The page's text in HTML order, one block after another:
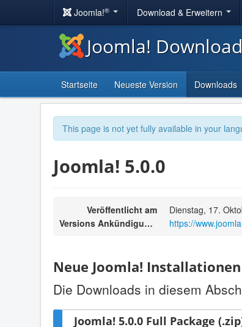
Joomla!® Download & Erweitern
Joomla!
Startseite Neueste Version Downloads
This page is not yet fully available in your
Joomla! 5.0.0
Veröffentlicht am
Dienstag, 17.
Versions Ankündigungen
https://
Neue Joomla! Installationen
Die Downloads in diesem
Joomla! 5.0.0 Full Package